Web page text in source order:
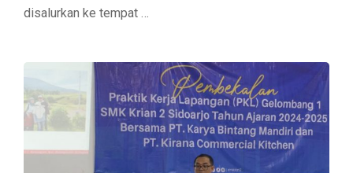
disalurkan ke tempat …